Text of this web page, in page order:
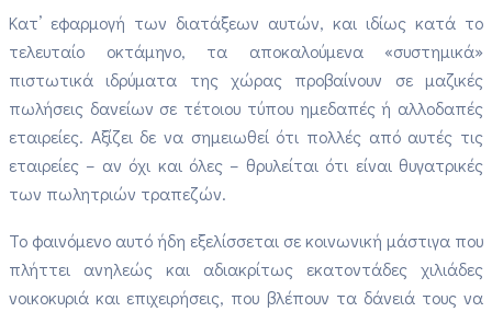
Κατ’ εφαρμογή των διατάξεων αυτών, και ιδίως κατά το
τελευταίο οκτάμηνο, τα αποκαλούμενα «συστημικά»
πιστωτικά ιδρύματα της χώρας προβαίνουν σε μαζικές
πωλήσεις δανείων σε τέτοιου τύπου ημεδαπές ή αλλοδαπές
εταιρείες. Αξίζει δε να σημειωθεί ότι πολλές από αυτές τις
εταιρείες – αν όχι και όλες – θρυλείται ότι είναι θυγατρικές
των πωλητριών τραπεζών.
Το φαινόμενο αυτό ήδη εξελίσσεται σε κοινωνική μάστιγα που
πλήττει ανηλεώς και αδιακρίτως εκατοντάδες χιλιάδες
νοικοκυριά και επιχειρήσεις, που βλέπουν τα δάνειά τους να